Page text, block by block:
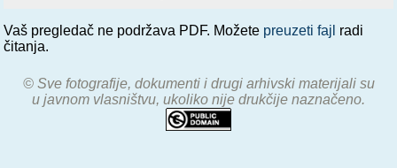
Vaš pregledač ne podržava PDF. Možete preuzeti fajl radi
čitanja.
© Sve fotografije, dokumenti i drugi arhivski materijali su
u javnom vlasništvu, ukoliko nije drukčije naznačeno.